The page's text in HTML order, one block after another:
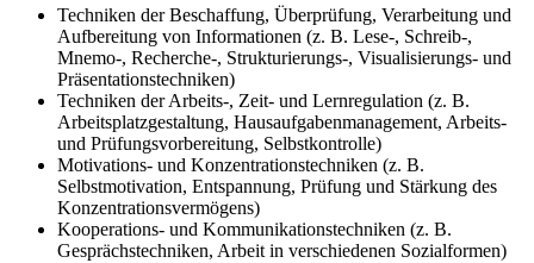
Techniken der Beschaffung, Überprüfung, Verarbeitung und
Aufbereitung von Informationen (z. B. Lese-, Schreib-,
Mnemo-, Recherche-, Strukturierungs-, Visualisierungs- und
Präsentationstechniken)
Techniken der Arbeits-, Zeit- und Lernregulation (z. B.
Arbeitsplatzgestaltung, Hausaufgabenmanagement, Arbeits-
und Prüfungsvorbereitung, Selbstkontrolle)
Motivations- und Konzentrationstechniken (z. B.
Selbstmotivation, Entspannung, Prüfung und Stärkung des
Konzentrationsvermögens)
Kooperations- und Kommunikationstechniken (z. B.
Gesprächstechniken, Arbeit in verschiedenen Sozialformen)